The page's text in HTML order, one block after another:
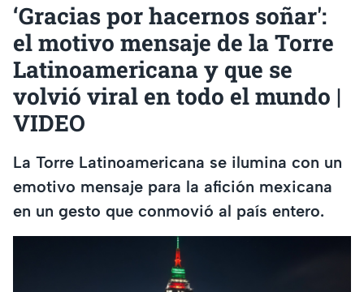
‘Gracias por hacernos soñar':
el motivo mensaje de la Torre
Latinoamericana y que se
volvió viral en todo el mundo |
VIDEO
La Torre Latinoamericana se ilumina con un
emotivo mensaje para la afición mexicana
en un gesto que conmovió al país entero.